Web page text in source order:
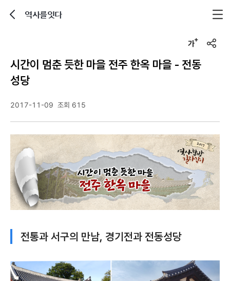
역사를잇다
u
시간이 멈춘 듯한 마을 전주 한옥 마을 - 전동
성당
2017-11-09 조회 615
전통과 서구의 만남, 경기전과 전동성당